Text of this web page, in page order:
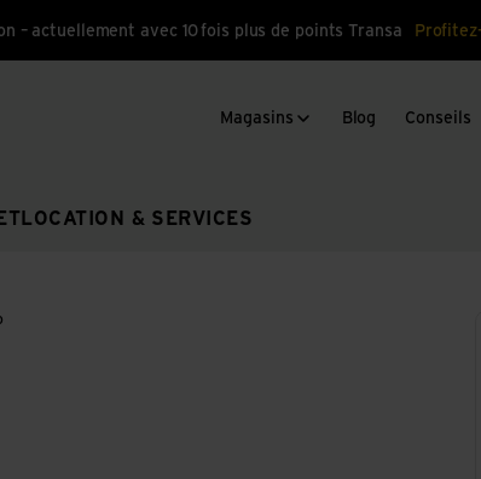
– actuellement avec 10 fois plus de points Transa
LOCATION & SERVICES
Magasins Blog Conseils